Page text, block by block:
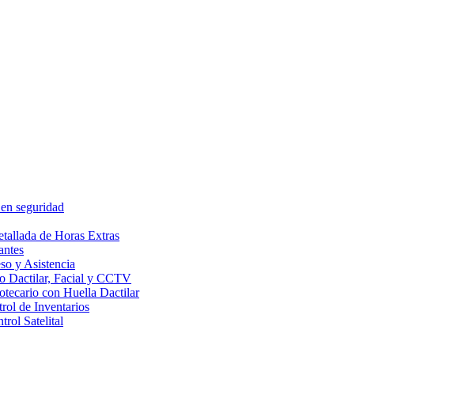
seguridad
de Horas Extras
y Asistencia
Dactilar, Facial y CCTV
con Huella Dactilar
de Inventarios
Satelital